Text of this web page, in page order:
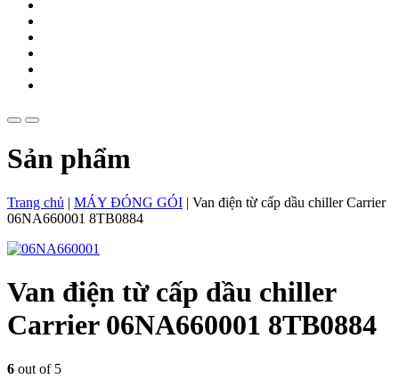
Sản phẩm
Trang chủ | MÁY ĐÓNG GÓI | Van điện từ cấp dầu chiller Carrier
06NA660001 8TB0884
Van điện từ cấp dầu chiller
Carrier 06NA660001 8TB0884
6 out of 5